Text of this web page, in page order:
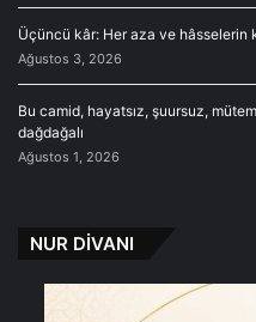
Üçüncü kâr: Her aza ve hâsselerin
Ağustos 3, 2026
Bu camid, hayatsız, şuursuz,
dağdağalı
Ağustos 1, 2026
NUR DİVANI